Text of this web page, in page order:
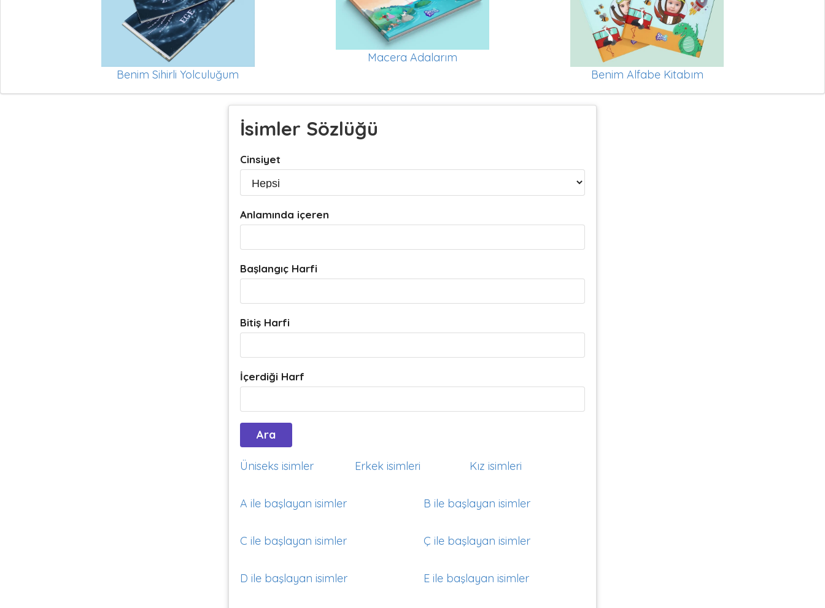
Benim Sihirli Yolculuğum
Macera Adalarım
Benim Alfabe Kitabım
İsimler Sözlüğü
Cinsiyet
Anlamında içeren
Başlangıç Harfi
Bitiş Harfi
İçerdiği Harf
Üniseks isimler Erkek isimleri Kız isimleri
A ile başlayan isimler B ile başlayan isimler
C ile başlayan isimler Ç ile başlayan isimler
D ile başlayan isimler E ile başlayan isimler